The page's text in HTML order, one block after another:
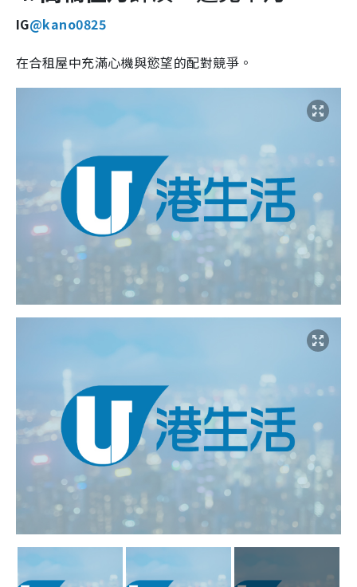
IG@kano0825
在合租屋中充滿心機與慾望的配對競爭。